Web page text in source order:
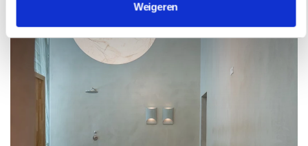
Weigeren